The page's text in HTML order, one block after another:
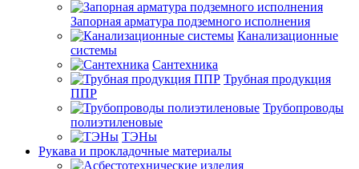
Запорная арматура подземного исполнения
Канализационные
системы
Сантехника
Трубная продукция
ППР
Трубопроводы
полиэтиленовые
ТЭНы
Рукава и прокладочные материалы